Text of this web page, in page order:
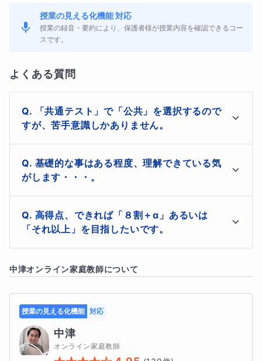
は今まで全然勉強したことがなくて、どうしたらいいか分
からない」という生徒さんは、まずは「基礎」から！教科
手意識をなくすところから始めましょう！
そして、「基礎的な事はある程度、大丈夫なので、レベル
アップを目指したい」、「正答率８割以上を狙いたい！」
という皆さんは、それぞれの目標を見据えながら確実に応
用力・総合力を定着させることを目標に、勉強を進めてゆ
きましょう！
これを読んでくださっている方のなかには、「自分が受講
しても大丈夫なのかな？」と心配している方もいるかもし
れませんが・・・・もちろん、どなたでも大丈夫です！興
味のある方はぜひ、このコースを選んでみてください！
皆さんと一緒に勉強ができることを、楽しみにしていま
す！
授業の見える化機能 対応
授業の録音・要約により、保護者様が授業内容を確認できるコー
スです。
よくある質問
「共通テスト」で「公共」を選択するので
すが、苦手意識しかありません。
このコースではそんな皆さんのために、まずは難解な
「専門用語」を簡単な言葉に置き換えて考えることか
ら、勉強を始めてゆきます。私と一緒に、苦手意識を克
服してゆきましょう！
基礎的な事はある程度、理解できている気
がします・・・。
それでは、「理解できている気がする」を「確実に理解
できた！」にレベルアップしてゆきましょう！「共通テ
スト」レベルの知識を、しっかり定着させましょう！
高得点、できれば「８割＋α」あるいは
「それ以上」を目指したいです。
ますので、ご安心ください！
中津オンライン家庭教師について
授業の見える化機能 対応
中津
オンライン家庭教師